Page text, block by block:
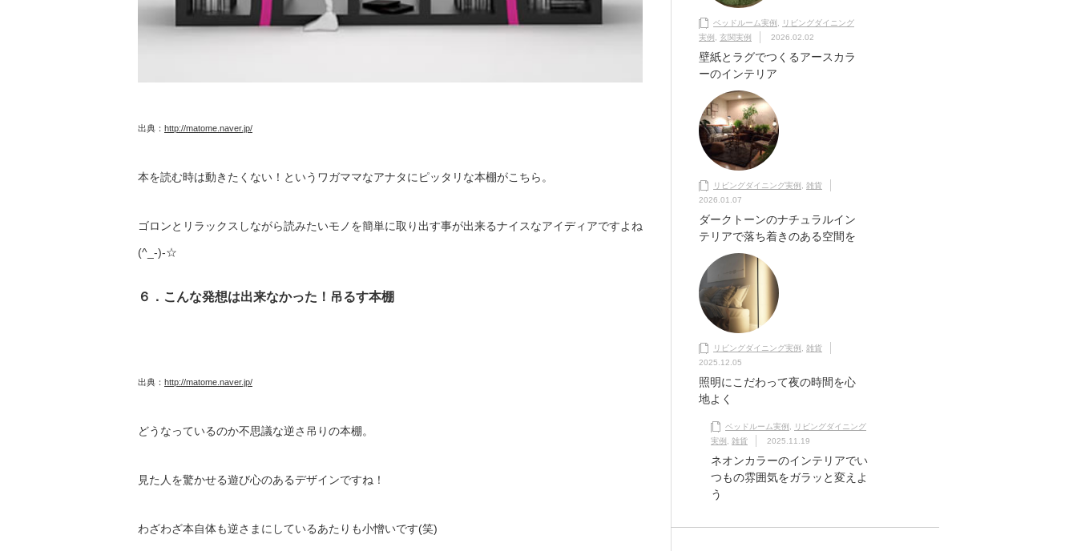
出典： http://matome.naver.jp/
本を読む時は動きたくない！というワガママなアナタにピッタリな本棚がこちら。
ゴロンとリラックスしながら読みたいモノを簡単に取り出す事が出来るナイスなアイディアですよね
(^_-)-☆
６．こんな発想は出来なかった！吊るす本棚
出典： http://matome.naver.jp/
どうなっているのか不思議な逆さ吊りの本棚。
見た人を驚かせる遊び心のあるデザインですね！
わざわざ本自体も逆さまにしているあたりも小憎いです(笑)
ベッドルーム実例
リビングダイニング
実例
玄関実例 2026.02.02
壁紙とラグでつくるアースカラ
ーのインテリア
リビングダイニング実例
雑貨
2026.01.07
ダークトーンのナチュラルイン
テリアで落ち着きのある空間を
リビングダイニング実例
雑貨
2025.12.05
照明にこだわって夜の時間を心
地よく
ベッドルーム実例
リビングダイニング
実例
雑貨 2025.11.19
ネオンカラーのインテリアでい
つもの雰囲気をガラッと変えよ
う